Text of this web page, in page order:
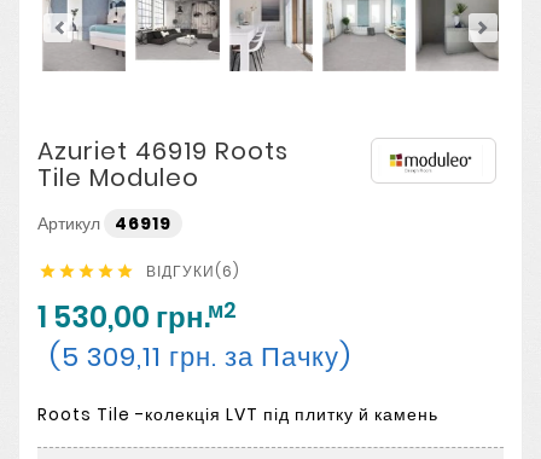
Azuriet 46919 Roots
Tile Moduleo
Артикул 46919
     ВІДГУКИ(6)
1 530,00 грн.м2
(5 309,11 грн. за Пачку)
Roots Tile -колекція LVT під плитку й камень